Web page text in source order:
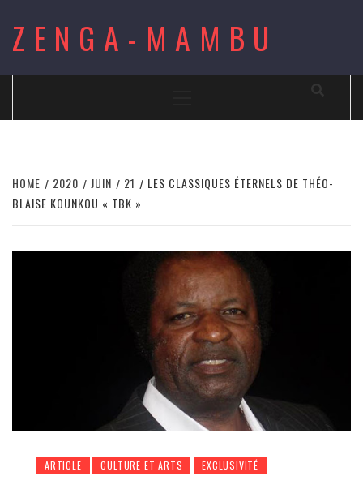
content
ZENGA-MAMBU
HOME 2020 JUIN 21
LES CLASSIQUES ÉTERNELS DE THÉO-
BLAISE KOUNKOU « TBK »
ARTICLE CULTURE ET ARTS EXCLUSIVITÉ